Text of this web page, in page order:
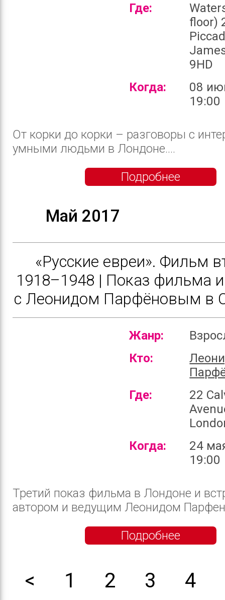
Где:
floor)
9HD
Когда:
08
19:00
От корки до корки – разговоры с
умными людьми в Лондоне....
Подробнее
Май 2017
«Русские евреи». Фильм
1918–1948 | Показ фильма
с Леонидом Парфёновым в
Жанр:
Кто:
Где:
22
Когда:
24
19:00
Третий показ фильма в Лондоне и
автором и ведущим Леонидом
Подробнее
< 1 2 3 4